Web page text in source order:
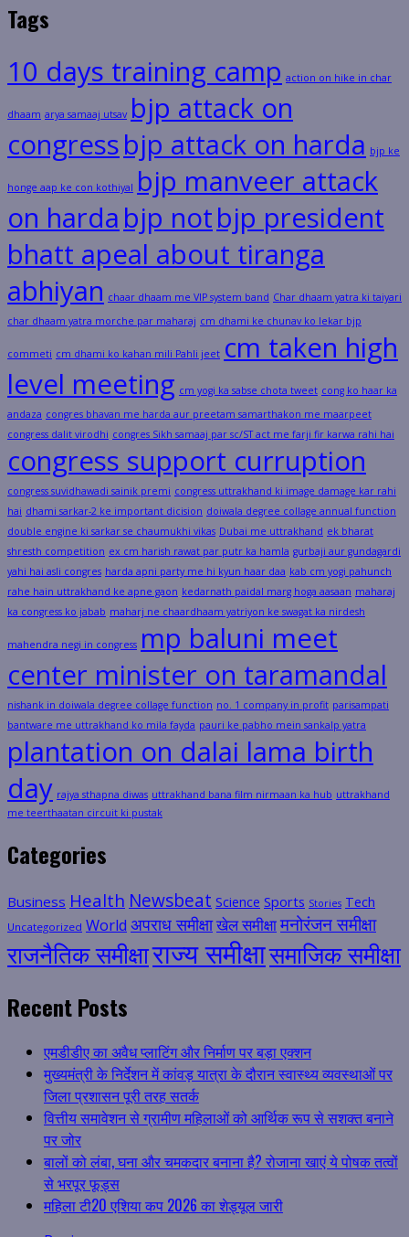
Tags
10 days training camp action on hike in char
dhaam arya samaaj utsav bjp attack on
congressbjp attack on harda bjp ke
honge aap ke con kothiyal bjp manveer attack
on harda bjp notbjp president
bhatt apeal about tiranga
abhiyan chaar dhaam me VIP system band Char dhaam yatra ki taiyari
char dhaam yatra morche par maharaj cm dhami ke chunav ko lekar bjp
commeti cm dhami ko kahan mili Pahli jeet cm taken high
level meeting cm yogi ka sabse chota tweet cong ko haar ka
andaza congres bhavan me harda aur preetam samarthakon me maarpeet
congress dalit virodhi congres Sikh samaaj par sc/ST act me farji fir karwa rahi hai
congress support curruption
congress suvidhawadi sainik premi congress uttrakhand ki image damage kar rahi
hai dhami sarkar-2 ke important dicision doiwala degree collage annual function
double engine ki sarkar se chaumukhi vikas Dubai me uttrakhand ek bharat
shresth competition ex cm harish rawat par putr ka hamla gurbaji aur gundagardi
yahi hai asli congres harda apni party me hi kyun haar daa kab cm yogi pahunch
rahe hain uttrakhand ke apne gaon kedarnath paidal marg hoga aasaan maharaj
ka congress ko jabab maharj ne chaardhaam yatriyon ke swagat ka nirdesh
mahendra negi in congress mp baluni meet
center minister on taramandal
nishank in doiwala degree collage function no. 1 company in profit parisampati
bantware me uttrakhand ko mila fayda pauri ke pabho mein sankalp yatra
plantation on dalai lama birth
day rajya sthapna diwas uttrakhand bana film nirmaan ka hub uttrakhand
me teerthaatan circuit ki pustak
Categories
Business Health Newsbeat Science Sports Stories Tech
Uncategorized World अपराध समीक्षाखेल समीक्षामनोरंजन समीक्षा
राजनैतिक समीक्षाराज्य समीक्षासमाजिक समीक्षा
Recent Posts
एमडीडीए का अवैध प्लाटिंग और निर्माण पर बड़ा एक्शन
मुख्यमंत्री के निर्देशन में कांवड़ यात्रा के दौरान स्वास्थ्य व्यवस्थाओं पर
जिला प्रशासन पूरी तरह सतर्क
वित्तीय समावेशन से ग्रामीण महिलाओं को आर्थिक रूप से सशक्त बनाने
पर जोर
बालों को लंबा, घना और चमकदार बनाना है? रोजाना खाएं ये पोषक तत्वों
से भरपूर फूड्स
महिला टी20 एशिया कप 2026 का शेड्यूल जारी